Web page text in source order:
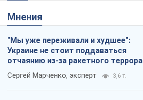
Мнения
"Мы уже переживали и худшее":
Украине не стоит поддаваться
отчаянию из-за ракетного террора
Сергей Марченко, эксперт 3,6 т.